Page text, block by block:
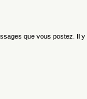
que vous postez. Il y